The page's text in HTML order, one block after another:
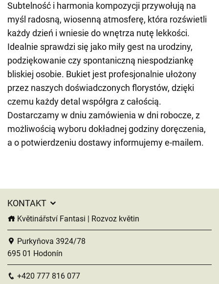
Subtelność i harmonia kompozycji przywołują na
myśl radosną, wiosenną atmosferę, która rozświetli
każdy dzień i wniesie do wnętrza nutę lekkości.
Idealnie sprawdzi się jako miły gest na urodziny,
podziękowanie czy spontaniczną niespodziankę
bliskiej osobie. Bukiet jest profesjonalnie ułożony
przez naszych doświadczonych florystów, dzięki
czemu każdy detal współgra z całością.
Dostarczamy w dniu zamówienia w dni robocze, z
możliwością wyboru dokładnej godziny doręczenia,
a o potwierdzeniu dostawy informujemy e-mailem.
KONTAKT
Květinářství Fantasi | Rozvoz květin
Purkyňova 3924/78
695 01 Hodonín
+420 777 816 077